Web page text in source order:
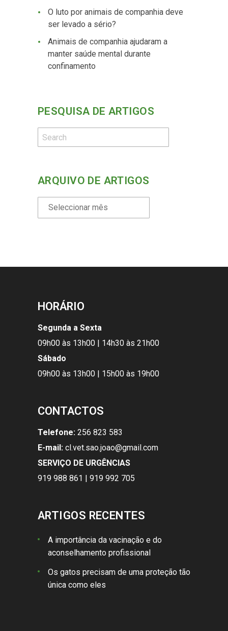
O luto por animais de companhia deve
ser levado a sério?
Animais de companhia ajudaram a
manter saúde mental durante
confinamento
PESQUISA DE ARTIGOS
ARQUIVO DE ARTIGOS
HORÁRIO
Segunda a Sexta
09h00 às 13h00 | 14h30 às 21h00
Sábado
09h00 às 13h00 | 15h00 às 19h00
CONTACTOS
Telefone: 256 823 583
E-mail: cl.vet.sao.joao@gmail.com
SERVIÇO DE URGÊNCIAS
919 988 861 | 919 992 705
ARTIGOS RECENTES
A importância da vacinação e do
aconselhamento profissional
Os gatos precisam de uma proteção tão
única como eles